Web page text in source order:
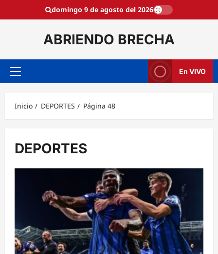
domingo 9 de agosto del 2026
ABRIENDO BRECHA
Menú
En VIVO
Inicio DEPORTES Página 48
DEPORTES